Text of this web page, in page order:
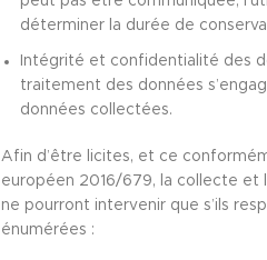
déterminer la durée de
Intégrité et confidentialité des
traitement des données
données collectées.
Afin d’être licites, et ce
européen 2016/679, la collecte et
ne pourront intervenir que s’ils
énumérées :